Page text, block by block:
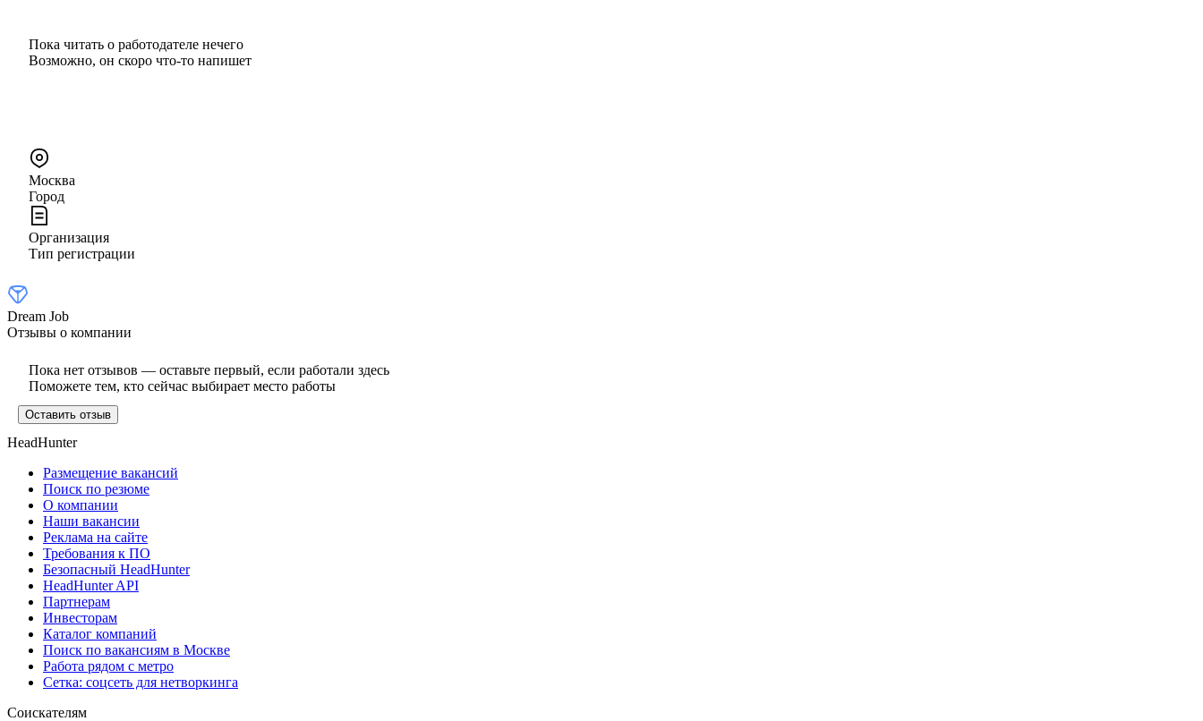
Пока читать о работодателе нечего
Возможно, он скоро что‑то напишет
Москва
Город
Организация
Тип регистрации
Dream Job
Отзывы о компании
Пока нет отзывов — оставьте первый, если работали здесь
Поможете тем, кто сейчас выбирает место работы
Оставить отзыв
HeadHunter
Размещение вакансий
Поиск по резюме
О компании
Наши вакансии
Реклама на сайте
Требования к ПО
Безопасный HeadHunter
HeadHunter API
Партнерам
Инвесторам
Каталог компаний
Поиск по вакансиям в Москве
Работа рядом с метро
Сетка: соцсеть для нетворкинга
Соискателям